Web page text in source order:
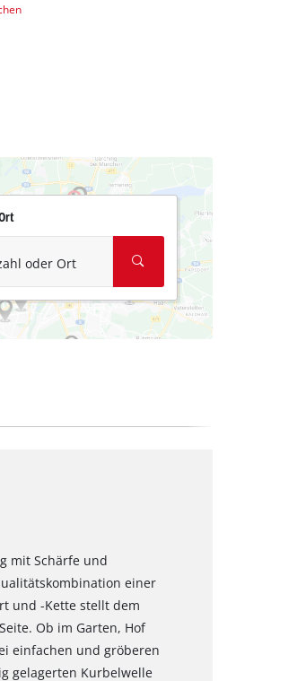
oder Ort
mit Schärfe und
einer
und -Kette stellt dem
Ob im Garten, Hof
einfachen und gröberen
gelagerten Kurbelwelle